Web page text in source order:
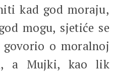
kad god moraju,
mogu, sjetiće se
o moralnoj
a Mujki, kao lik